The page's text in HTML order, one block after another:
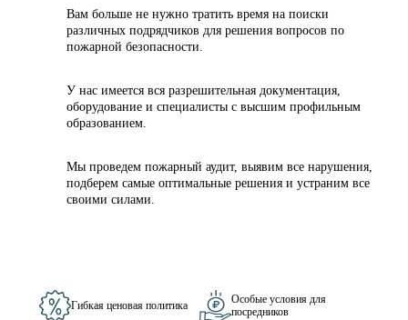
Вам больше не нужно тратить время на поиски
различных подрядчиков для решения вопросов по
пожарной безопасности.
У нас имеется вся разрешительная документация,
оборудование и специалисты с высшим профильным
образованием.
Мы проведем пожарный аудит, выявим все нарушения,
подберем самые оптимальные решения и устраним все
своими силами.
Гибкая ценовая политика
Особые условия для
посредников